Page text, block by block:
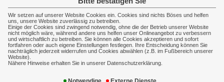
Wir setzen auf unserer Website Cookies ein. Cookies sind nichts Böses und helfen
uns, unsere Website zuverlässig zu betreiben.
Einige der Cookies sind zwingend notwendig, ohne die der Betrieb unserer Website
nicht möglich wäre, während andere uns helfen unser Onlineangebot zu verbessern
und wirtschaftlich zu betreiben. Sie können alle Cookies akzeptieren und sofort
fortfahren oder auch eigene Einstellungen festlegen. Ihre Entscheidung können Sie
nachträglich jederzeit widerrufen und Cookies abwählen (z.B. im Fußbereich unserer
Website).
Nähere Hinweise erhalten Sie in unserer Datenschutzerklärung.